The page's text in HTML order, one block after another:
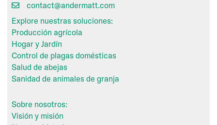
contact@andermatt.com
Explore nuestras soluciones:
Producción agrícola
Hogar y Jardín
Control de plagas domésticas
Salud de abejas
Sanidad de animales de granja
Sobre nosotros:
Visión y misión